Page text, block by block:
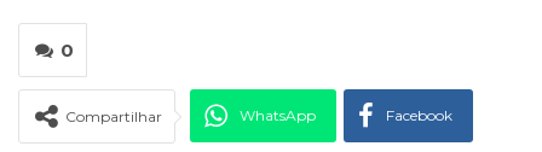
0
Compartilhar WhatsApp Facebook